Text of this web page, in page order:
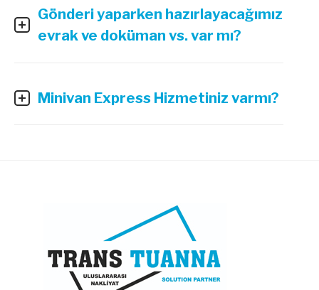
Gönderi yaparken hazırlayacağımız
evrak ve doküman vs. var mı?
Minivan Express Hizmetiniz varmı?